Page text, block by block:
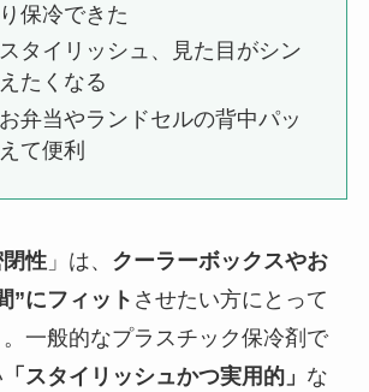
保冷できた
タイリッシュ、見た目がシン
たくなる
弁当やランドセルの背中パッ
て便利
性」は、 クーラーボックスやお
”にフィット させたい方にとって
一般的なプラスチック保冷剤で
「スタイリッシュかつ実用的」 な